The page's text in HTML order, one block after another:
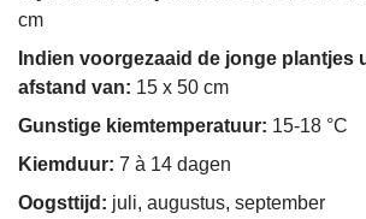
cm
Indien voorgezaaid de jonge plantjes
afstand van: 15 x 50 cm
Gunstige kiemtemperatuur: 15-18 °C
Kiemduur: 7 à 14 dagen
Oogsttijd: juli, augustus, september